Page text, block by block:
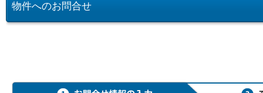
物件へのお問合せ